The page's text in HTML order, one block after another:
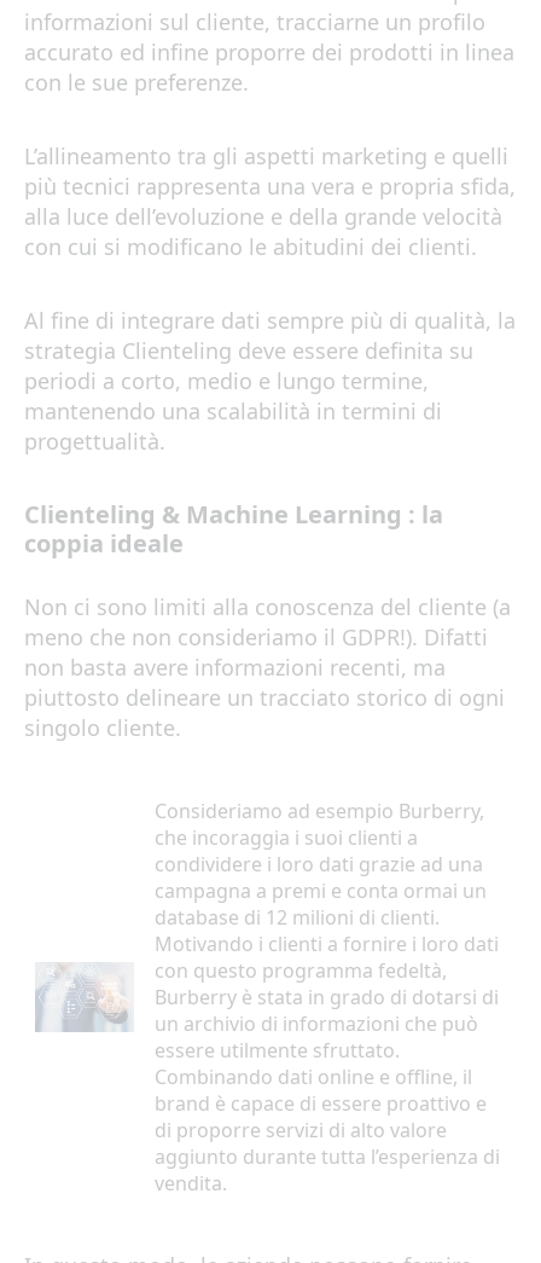
informazioni sul cliente, tracciarne un profilo
accurato ed infine proporre dei prodotti in linea
con le sue preferenze.
L’allineamento tra gli aspetti marketing e quelli
più tecnici rappresenta una vera e propria sfida,
alla luce dell’evoluzione e della grande velocità
con cui si modificano le abitudini dei clienti.
Al fine di integrare dati sempre più di qualità, la
strategia Clienteling deve essere definita su
periodi a corto, medio e lungo termine,
mantenendo una scalabilità in termini di
progettualità.
Clienteling & Machine Learning : la
coppia ideale
Non ci sono limiti alla conoscenza del cliente (a
meno che non consideriamo il GDPR!). Difatti
non basta avere informazioni recenti, ma
piuttosto delineare un tracciato storico di ogni
singolo cliente.
Consideriamo ad esempio Burberry,
che incoraggia i suoi clienti a
condividere i loro dati grazie ad una
campagna a premi e conta ormai un
database di 12 milioni di clienti.
Motivando i clienti a fornire i loro dati
con questo programma fedeltà,
Burberry è stata in grado di dotarsi di
un archivio di informazioni che può
essere utilmente sfruttato.
Combinando dati online e offline, il
brand è capace di essere proattivo e
di proporre servizi di alto valore
aggiunto durante tutta l’esperienza di
vendita.